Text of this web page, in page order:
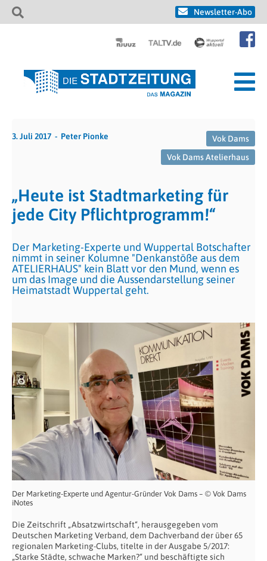
Newsletter-Abo
3. Juli 2017 Peter Pionke
Vok Dams
Vok Dams Atelierhaus
„Heute ist Stadtmarketing für
jede City Pflichtprogramm!“
Der Marketing-Experte und Wuppertal Botschafter
nimmt in seiner Kolumne "Denkanstöße aus dem
ATELIERHAUS" kein Blatt vor den Mund, wenn es
um das Image und die Aussendarstellung seiner
Heimatstadt Wuppertal geht.
Der Marketing-Experte und Agentur-Gründer Vok Dams – © Vok Dams
iNotes
Die Zeitschrift „Absatzwirtschaft“, herausgegeben vom
Deutschen Marketing Verband, dem Dachverband der über 65
regionalen Marketing-Clubs, titelte in der Ausgabe 5/2017:
„Starke Städte, schwache Marken?“ und beschäftigte sich